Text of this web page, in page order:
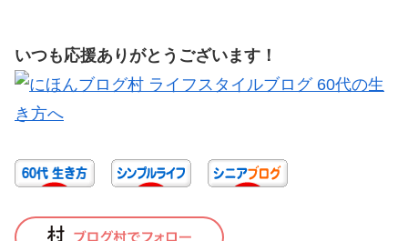
いつも応援ありがとうございます！